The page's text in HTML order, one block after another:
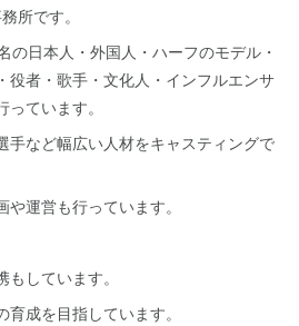
所です。
の日本人・外国人・ハーフのモデル・
役者・歌手・文化人・インフルエンサ
ています。
手など幅広い人材をキャスティングで
運営も行っています。
しています。
成を目指しています。